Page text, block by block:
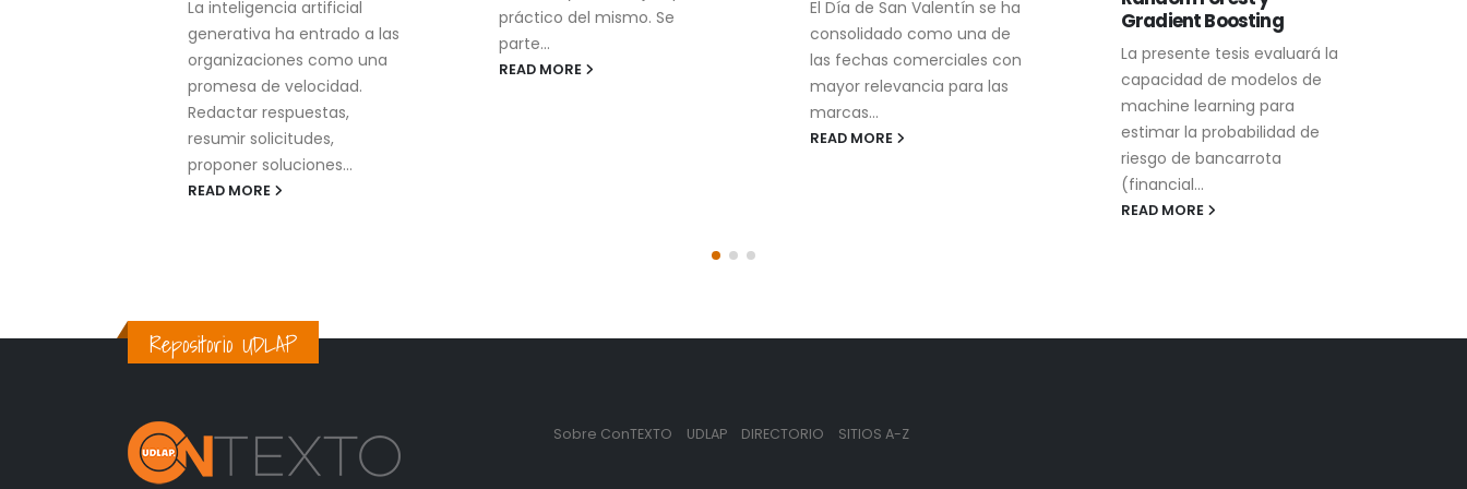
práctico del mismo. Se
parte...
READ MORE
El Día de San Valentín se ha
consolidado como una de
las fechas comerciales con
Gradient Boosting
La presente tesis evaluará la
capacidad de modelos de
machine learning para
estimar la probabilidad de
Con el auge del nearshoring,
México se posiciona una vez
más como una interesante
opción para empresas que
buscan diversificar...
READ MORE
Repositorio UDLAP
Sobre ConTEXTO UDLAP DIRECTORIO SITIOS A-Z